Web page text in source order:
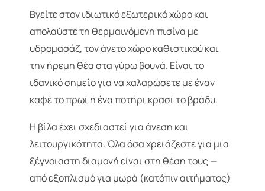
Βγείτε στον ιδιωτικό εξωτερικό χώρο και
απολαύστε τη θερμαινόμενη πισίνα με
υδρομασάζ, τον άνετο χώρο καθιστικού και
την ήρεμη θέα στα γύρω βουνά. Είναι το
ιδανικό σημείο για να χαλαρώσετε με έναν
καφέ το πρωί ή ένα ποτήρι κρασί το βράδυ.
Η βίλα έχει σχεδιαστεί για άνεση και
λειτουργικότητα. Όλα όσα χρειάζεστε για μια
ξέγνοιαστη διαμονή είναι στη θέση τους —
από εξοπλισμό για μωρά (κατόπιν αιτήματος)